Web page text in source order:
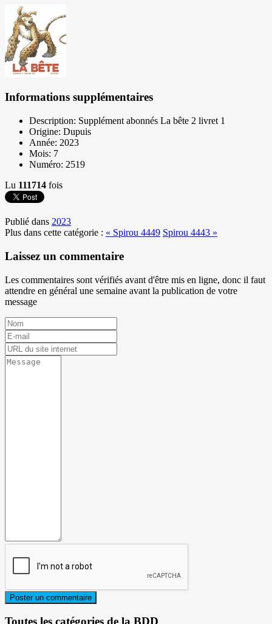
Informations supplémentaires
Description: Supplément abonnés La bête 2 livret 1
Origine: Dupuis
Année: 2023
Mois: 7
Numéro: 2519
Lu 111714 fois
Publié dans 2023
Plus dans cette catégorie : « Spirou 4449 Spirou 4443 »
Laissez un commentaire
Les commentaires sont vérifiés avant d'être mis en ligne, donc il faut
attendre en général une semaine avant la publication de votre
message
Toutes les catégories de la BDD